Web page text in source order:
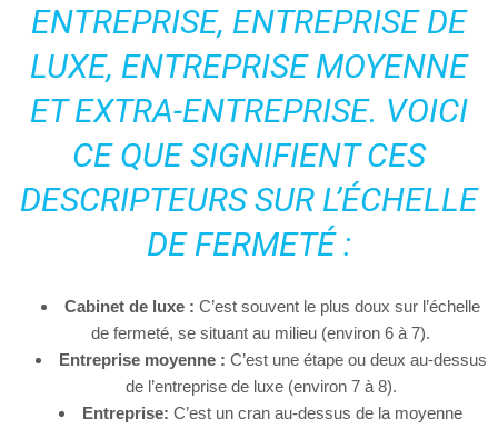
ENTREPRISE, ENTREPRISE DE
LUXE, ENTREPRISE MOYENNE
ET EXTRA-ENTREPRISE. VOICI
CE QUE SIGNIFIENT CES
DESCRIPTEURS SUR L’ÉCHELLE
DE FERMETÉ :
Cabinet de luxe : C’est souvent le plus doux sur l’échelle
de fermeté, se situant au milieu (environ 6 à 7).
Entreprise moyenne : C’est une étape ou deux au-dessus
de l’entreprise de luxe (environ 7 à 8).
Entreprise: C’est un cran au-dessus de la moyenne